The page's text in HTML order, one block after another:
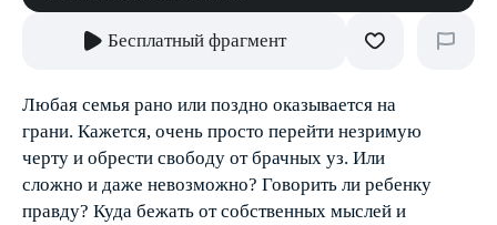
Бесплатный фрагмент
Любая семья рано или поздно оказывается на
грани. Кажется, очень просто перейти незримую
черту и обрести свободу от брачных уз. Или
сложно и даже невозможно? Говорить ли ребенку
правду? Куда бежать от собственных мыслей и